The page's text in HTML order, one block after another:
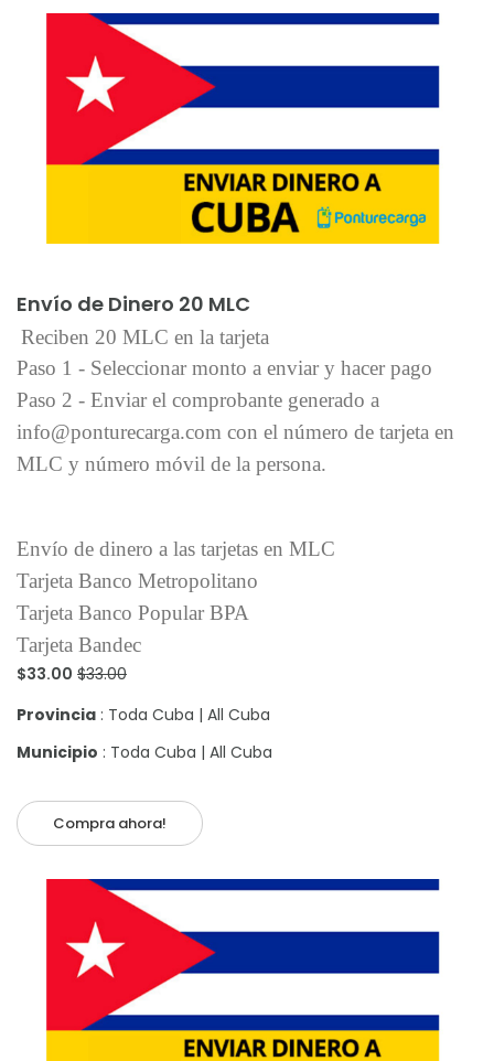
Envío de Dinero 20 MLC
Reciben 20 MLC en la tarjeta
Paso 1 - Seleccionar monto a enviar y hacer pago
Paso 2 - Enviar el comprobante generado a
info@ponturecarga.com con el número de tarjeta en
MLC y número móvil de la persona.
Envío de dinero a las tarjetas en MLC
Tarjeta Banco Metropolitano
Tarjeta Banco Popular BPA
Tarjeta Bandec
$33.00 $33.00
Provincia : Toda Cuba | All Cuba
Municipio : Toda Cuba | All Cuba
Compra ahora!